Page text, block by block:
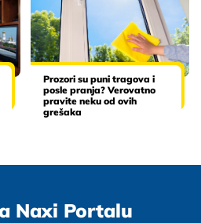
Prozori su puni tragova i
posle pranja? Verovatno
pravite neku od ovih
grešaka
Naxi Portalu